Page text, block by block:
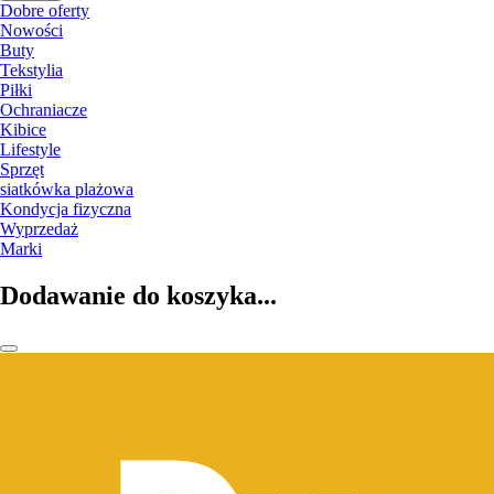
Dobre oferty
Nowości
Buty
Tekstylia
Piłki
Ochraniacze
Kibice
Lifestyle
Sprzęt
siatkówka plażowa
Kondycja fizyczna
Wyprzedaż
Marki
Dodawanie do koszyka...